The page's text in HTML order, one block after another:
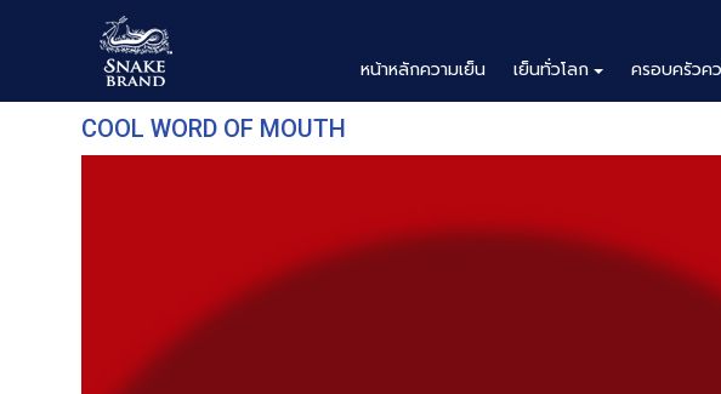
หน้าหลักความเย็น เย็นทั่วโลก ครอบครัวค
COOL WORD OF MOUTH